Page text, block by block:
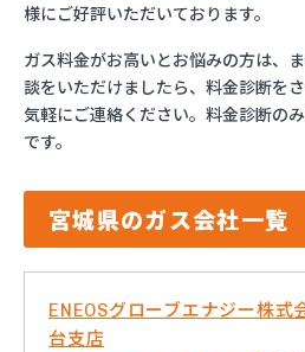
様にご好評いただいております。
ガス料金がお高いとお悩みの方は、
談をいただけましたら、料金診断を
気軽にご連絡ください。料金診断の
です。
宮城県のガス会社一覧
ENEOSグローブエナジー株
台支店